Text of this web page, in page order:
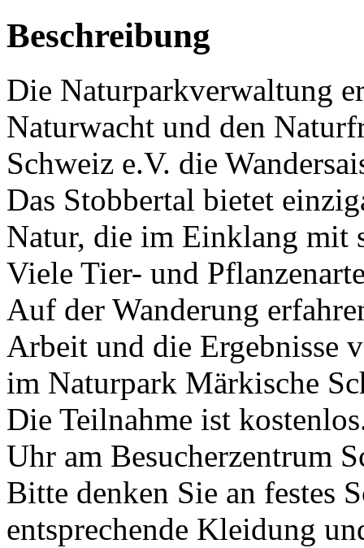
Beschreibung
Die Naturparkverwaltung
Naturwacht und den
Schweiz e.V. die
Das Stobbertal bietet
Natur, die im Einklang mit
Viele Tier- und
Auf der Wanderung
Arbeit und die Ergebnisse
im Naturpark Märkische
Die Teilnahme ist
Uhr am Besucherzentrum
Bitte denken Sie an festes
entsprechende Kleidung